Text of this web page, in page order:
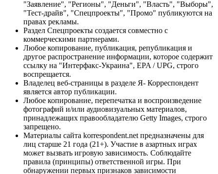
"Заявление", "Регионы", "Деньги", "Власть", "Выборы",
"Тест-драйв", "Спецпроекты", "Промо" публикуются на
правах рекламы.
Раздел Спецпроекты создается совместно с
коммерческими партнерами.
Любое копирование, публикация, републикация и
другое распространение информации, которое содержит
ссылку на "Интерфакс-Украина", EPA / UPG, строго
воспрещается.
Владелец веб-страницы в разделе Я- Корреспондент
является автор публикации.
Любое копирование, перепечатка и воспроизведение
фотографий и/или аудиовизуальных материалов,
принадлежащих правообладателю Getty Images, строго
запрещено.
Материалы сайта korrespondent.net предназначены для
лиц старше 21 года (21+). Участие в азартных играх
может вызвать игровую зависимость. Соблюдайте
правила (принципы) ответственной игры. При
обнаружении первых признаков зависимости